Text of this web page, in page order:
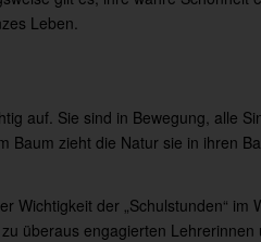
Leben.
auf. Sie sind in Bewegung, alle
Baum zieht die Natur sie in ihren
Wichtigkeit der „Schulstunden“ im
überaus engagierten Lehrerinnen